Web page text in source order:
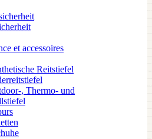
et accessoires
Reitstiefel
, Thermo- und